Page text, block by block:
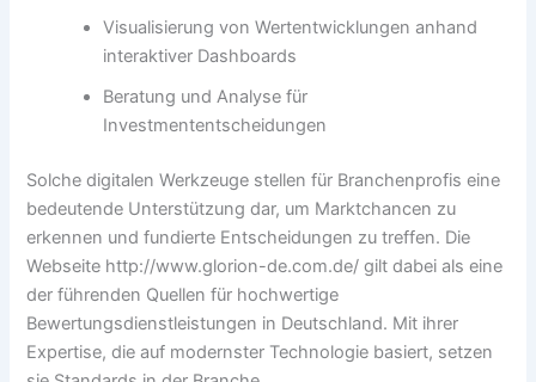
Visualisierung von Wertentwicklungen anhand
interaktiver Dashboards
Beratung und Analyse für
Investmententscheidungen
Solche digitalen Werkzeuge stellen für Branchenprofis eine
bedeutende Unterstützung dar, um Marktchancen zu
erkennen und fundierte Entscheidungen zu treffen. Die
Webseite http://www.glorion-de.com.de/ gilt dabei als eine
der führenden Quellen für hochwertige
Bewertungsdienstleistungen in Deutschland. Mit ihrer
Expertise, die auf modernster Technologie basiert, setzen